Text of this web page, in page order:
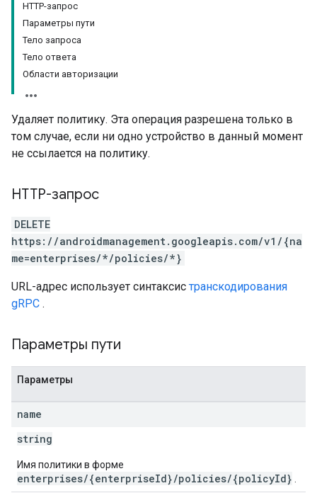
HTTP-запрос
Параметры пути
Тело запроса
Тело ответа
Области авторизации
Удаляет политику. Эта операция разрешена только в
том случае, если ни одно устройство в данный момент
не ссылается на политику.
HTTP-запрос
DELETE
https://androidmanagement.googleapis.com/v1/{na
me=enterprises/*/policies/*}
URL-адрес использует синтаксис транскодирования
gRPC .
Параметры пути
Параметры
name
string
Имя политики в форме
enterprises/{enterpriseId}/policies/{policyId}